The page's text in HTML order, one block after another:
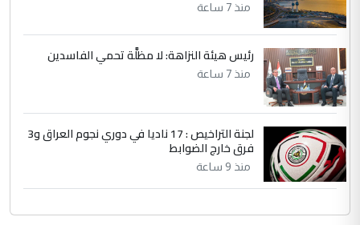
منذ 7 ساعة
رئيس هيئة النزاهة: لا مظلَّة تحمي الفاسدين
منذ 7 ساعة
لجنة التراخيص : 17 ناديا في دوري نجوم العراق و3
فرق خارج الضوابط
منذ 9 ساعة